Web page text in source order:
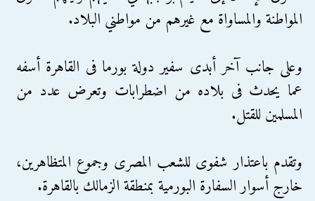
المواطنة والمساواة مع غيرهم من مواطني البلاد.
وعلى جانب آخر أبدى سفير دولة بورما فى القاهرة أسفه
عما يحدث فى بلاده من اضطرابات وتعرض عدد من
المسلمين للقتل.
وتقدم باعتذار شفوى للشعب المصرى وجموع المتظاهرين،
خارج أسوار السفارة البورمية بمنطقة الزمالك بالقاهرة.